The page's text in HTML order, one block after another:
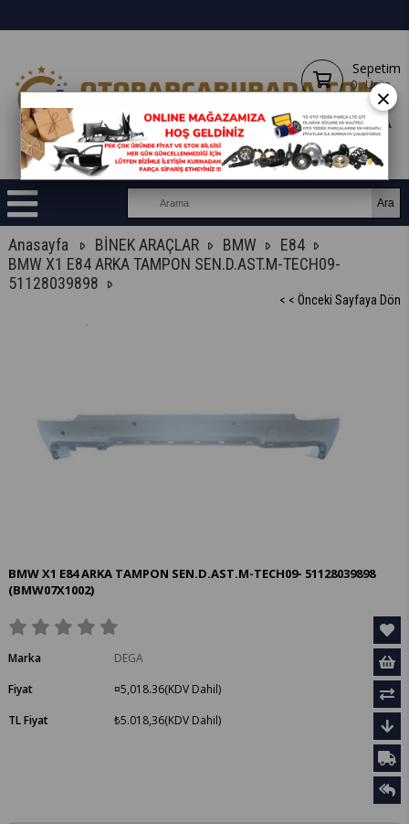
Sepetim
0 Ürün
Anasayfa BİNEK ARAÇLAR BMW
E84
BMW X1 E84 ARKA TAMPON SEN.D.AST.M-TECH09-
51128039898
< < Önceki Sayfaya Dön
BMW X1 E84 ARKA TAMPON SEN.D.AST.M-TECH09- 51128039898
(BMW07X1002)
Marka
DEGA
Fiyat
¤5,018.36(KDV Dahil)
TL Fiyat
₺5.018,36(KDV Dahil)
×